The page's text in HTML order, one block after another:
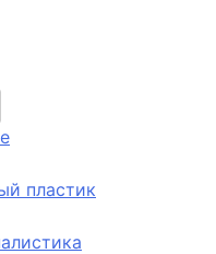
пластик